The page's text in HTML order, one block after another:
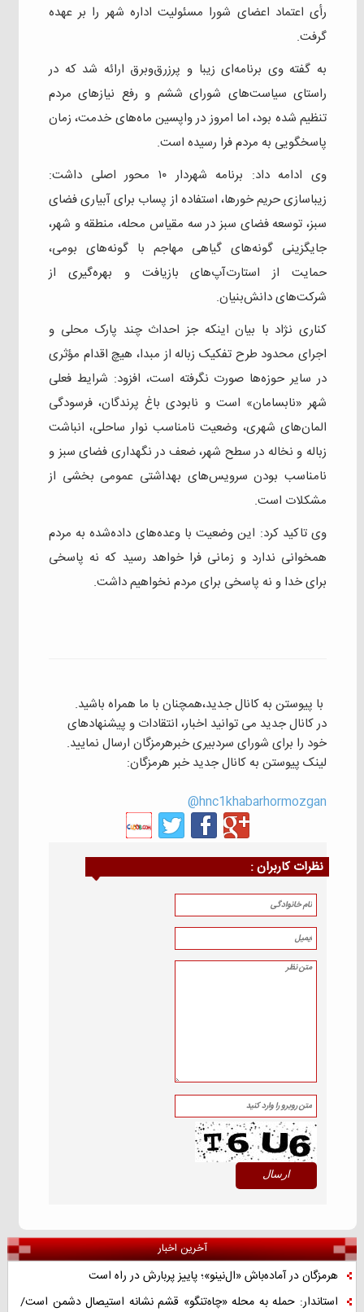
رأی اعتماد اعضای شورا مسئولیت اداره شهر را بر عهده
گرفت.
به گفته وی برنامه‌ای زیبا و پرزرق‌وبرق ارائه شد که در
راستای سیاست‌های شورای ششم و رفع نیازهای مردم
تنظیم شده بود، اما امروز در واپسین ماه‌های خدمت، زمان
پاسخگویی به مردم فرا رسیده است.
وی ادامه داد: برنامه شهردار ۱۰ محور اصلی داشت:
زیبا‌سازی حریم خورها، استفاده از پساب برای آبیاری فضای
سبز، توسعه فضای سبز در سه مقیاس محله، منطقه و شهر،
جایگزینی گونه‌های گیاهی مهاجم با گونه‌های بومی،
حمایت از استارت‌آپ‌های بازیافت و بهره‌گیری از
شرکت‌های دانش‌بنیان.
کناری نژاد با بیان اینکه جز احداث چند پارک محلی و
اجرای محدود طرح تفکیک زباله از مبدا، هیچ اقدام مؤثری
در سایر حوزه‌ها صورت نگرفته است، افزود: شرایط فعلی
شهر «نابسامان» است و نابودی باغ پرندگان، فرسودگی
المان‌های شهری، وضعیت نامناسب نوار ساحلی، انباشت
زباله و نخاله در سطح شهر، ضعف در نگهداری فضای سبز و
نامناسب بودن سرویس‌های بهداشتی عمومی بخشی از
مشکلات است.
وی تاکید کرد: این وضعیت با وعده‌های داده‌شده به مردم
همخوانی ندارد و زمانی فرا خواهد رسید که نه پاسخی
برای خدا و نه پاسخی برای مردم نخواهیم داشت.
با پیوستن به کانال جدید،همچنان با ما همراه باشید.
در کانال جدید می توانید اخبار، انتقادات و پیشنهادهای
خود را برای شورای سردبیری خبرهرمزگان ارسال نمایید.
لینک پیوستن به کانال جدید خبر هرمزگان:
hnc1khabarhormozgan@
نظرات كاربران :
آخرین اخبار
هرمزگان در آماده‌باش «ال‌نینو»؛ پاییز پربارش در راه است
استاندار: حمله به محله «چاه‌تنگو» قشم نشانه استیصال دشمن است/